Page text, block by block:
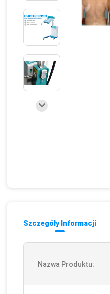
Szczegóły Informacji
Nazwa Produktu: